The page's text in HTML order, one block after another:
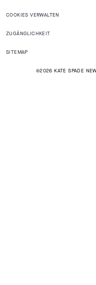
COOKIES VERWALTEN
ZUGÄNGLICHKEIT
SITEMAP
©2026 KATE SPADE